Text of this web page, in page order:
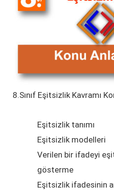
8.Sınıf Eşitsizlik Kavramı
Eşitsizlik tanımı
Eşitsizlik modelleri
Verilen bir ifadeyi
gösterme
Eşitsizlik ifadesinin